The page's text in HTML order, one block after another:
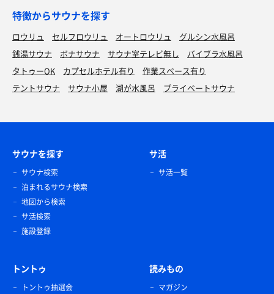
特徴からサウナを探す
ロウリュ セルフロウリュ オートロウリュ
グルシン水風呂
銭湯サウナ
ボナサウナ サウナ室テレビ無し
バイブラ水風呂
タトゥーOK
カプセルホテル有り
作業スペース有り
テントサウナ
サウナ小屋 湖が水風呂 プライベートサウナ
サウナを探す
サウナ検索
泊まれるサウナ検索
地図から検索
サ活検索
施設登録
サ活
サ活一覧
トントゥ
トントゥ抽選会
読みもの
マガジン